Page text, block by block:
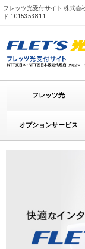
フレッツ光受付サイト 株式会
ド:1015353811
フレッツ光
オプションサービス